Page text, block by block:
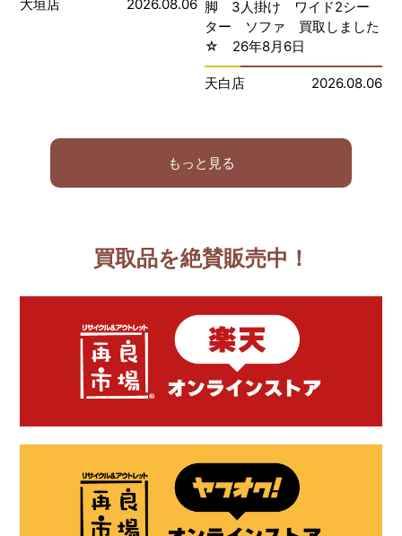
大垣店 2026.08.06 脚 3人掛け ワイド2シー
ター ソファ 買取しました
☆ 26年8月6日
天白店 2026.08.06
もっと見る
買取品を絶賛販売中！